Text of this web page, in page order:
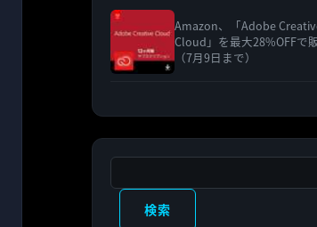
Amazon、「Adobe
Cloud」を最大28%OFFで
（7月9日まで）
検索